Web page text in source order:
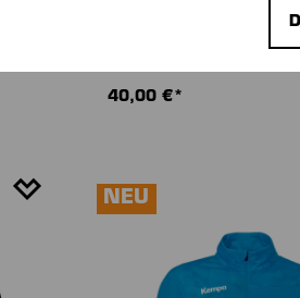
ATHLETICS 29
40,00 €*
NEU